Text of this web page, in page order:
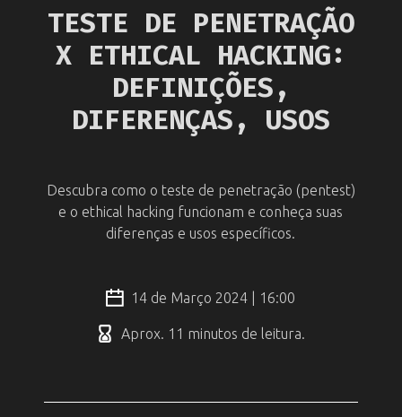
TESTE DE PENETRAÇÃO
X ETHICAL HACKING:
DEFINIÇÕES,
DIFERENÇAS, USOS
Descubra como o teste de penetração (pentest)
e o ethical hacking funcionam e conheça suas
diferenças e usos específicos.
14 de Março 2024 | 16:00
Aprox. 11 minutos de leitura.